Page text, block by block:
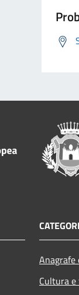
Cultura